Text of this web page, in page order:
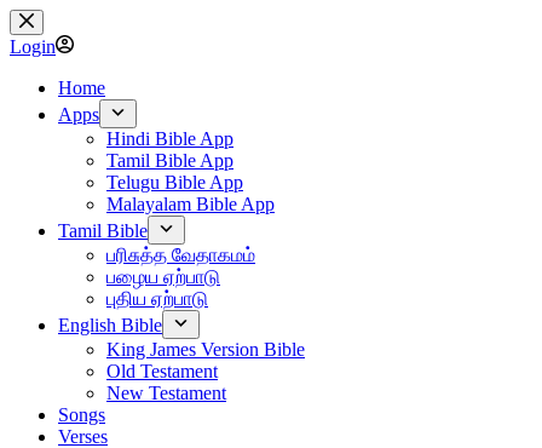
Skip
to
content
Login
Home
Apps
Hindi Bible App
Tamil Bible App
Telugu Bible App
Malayalam Bible App
Tamil Bible
பரிசுத்த வேதாகமம்
பழைய ஏற்பாடு
புதிய ஏற்பாடு
English Bible
King James Version Bible
Old Testament
New Testament
Songs
Verses